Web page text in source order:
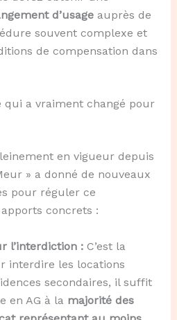
d’usageauprès de
souvent complexe et
de compensation dans
qui a vraiment changé pour
en vigueur depuis
» a donné de nouveaux
pour réguler ce
concrets :
l’interdiction :C’est la
interdire les locations
secondaires, il suffit
en AG à la majorité des